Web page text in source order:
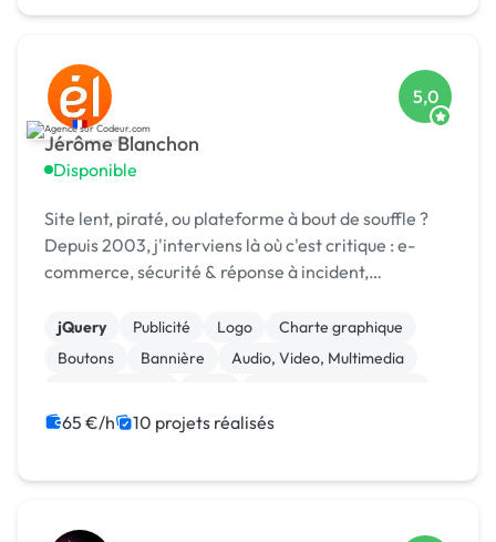
Jérôme Blanchon
Disponible
5,0
Site lent, piraté, ou plateforme à bout de souffle ?
Depuis 2003, j'interviens là où c'est critique : e-
commerce, sécurité & réponse à incident,
jQuery Publicité Logo
Charte graphique
Boutons
Bannière
Audio, Video, Multimedia
65 €/h 10 projets réalisés